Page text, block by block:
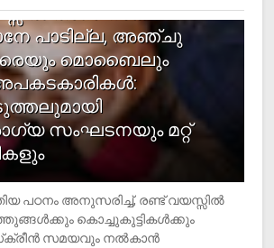
താഴെ സ്‌ക്രീന്‍
പാടില്ല, അഞ്ചു
മൊബൈലും
സംഘടനയും മറ്റ്
പഠനം അനുസരിച്ച്, രണ്ട് വയസ്സില്‍
കൊച്ചുകുട്ടികള്‍ക്കും
സമയവും നല്‍കാന്‍